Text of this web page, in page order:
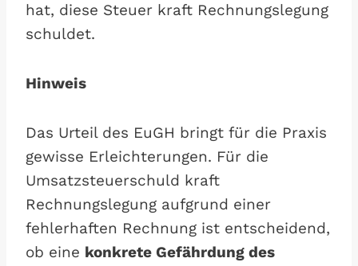
hat, diese Steuer kraft Rechnungslegung
schuldet.
Hinweis
Das Urteil des EuGH bringt für die Praxis
gewisse Erleichterungen. Für die
Umsatzsteuerschuld kraft
Rechnungslegung aufgrund einer
fehlerhaften Rechnung ist entscheidend,
ob eine konkrete Gefährdung des